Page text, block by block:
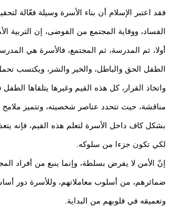
فقد اعتبر الإسلام أن بناء الأسرة وسيلة فعّالة
الفساد، ووقاية المجتمع من الفوضى، إن التربية
أولا، ثم المدرسة، ثم المجتمع، فالأسرة هي
الطفل الحق والباطل، والخير والشر، ويكتسب
واتخاذ القرار، كل هذه القيم وغيرها يتلقاها
مناقشة، حيث تتحدد عناصر شخصيته، وتتميز ملامح
بشكل كاف داخل الأسرة لتعلم هذه القيم، فإنه
لكي تكون جزءا من سلوكه.
إنّ الأمن لا يفرض بسلطة، وإنما ينبع من أفراد
ضمائرهم، من أسلوب معاملاتهم، وللأسرة دور
وتعميقه في قلوبهم من البداية.